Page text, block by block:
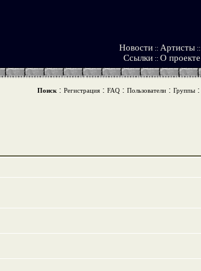
Новости :: Артисты ::
Ссылки :: О проекте
Поиск: Регистрация: FAQ: Пользователи: Группы: